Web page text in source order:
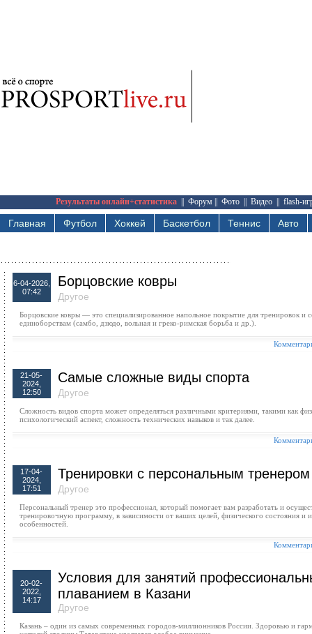
Результаты онлайн+статистика Форум Фото Видео flash-
Главная Футбол Хоккей Баскетбол Теннис Авто
6-04-2026,
07:42
Борцовские ковры
Другое
Борцовские ковры — это специализированное напольное покрытие для тренировок и
единоборствам (самбо, дзюдо, вольная и греко-римская борьба и др.).
21-05-
2024,
12:50
Самые сложные виды спорта
Другое
Сложность видов спорта может определяться различными критериями, такими как
психологический аспект, сложность технических навыков и так далее.
17-04-
2024,
17:51
Тренировки с персональным тренером
Другое
Персональный тренер это профессионал, который помогает вам разработать и
тренировочную программу, в зависимости от ваших целей, физического состояния и
особенностей.
20-02-
2022,
14:17
Условия для занятий
плаванием в Казани
Другое
Казань – один из самых современных городов-миллионников России. Здоровью и